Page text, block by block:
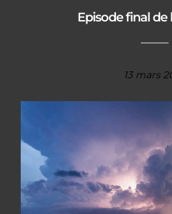
Episode final de
13 mars